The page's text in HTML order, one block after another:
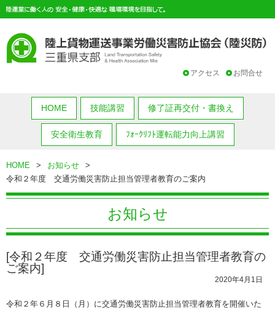
お問合せ
アクセス
HOME 技能講習 修了証再交付・書換え
安全衛生教育 ﾌｫｰｸﾘﾌﾄ運転能力向上講習
HOME > お知らせ
>
令和２年度 交通労働災害防止担当管理者教育のご案内
お知らせ
[令和２年度 交通労働災害防止担当管理者教育の
ご案内]
2020年4月1日
令和２年６月８日（月）に交通労働災害防止担当管理者教育を開催いた